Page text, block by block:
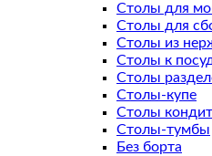
Столы для
Столы для
Столы из
Столы к
Столы
Столы-купе
Столы
Столы-тумбы
Без борта